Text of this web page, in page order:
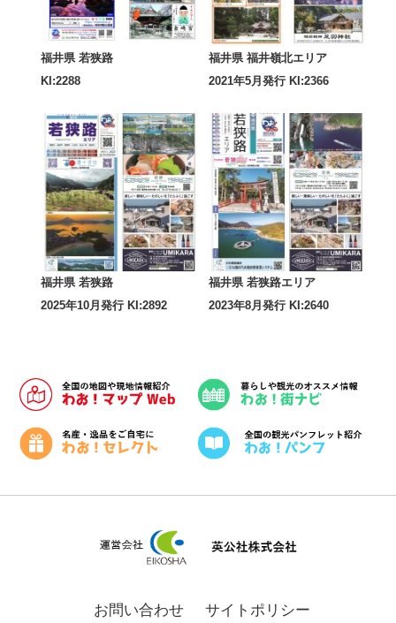
福井県 若狭路
KI:2288
福井県 福井嶺北エリア
2021年5月発行 KI:2366
福井県 若狭路
2025年10月発行 KI:2892
福井県 若狭路エリア
2023年8月発行 KI:2640
お問い合わせ サイトポリシー